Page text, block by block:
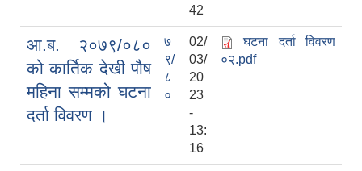
42
आ.ब. २०७९/०८०
को कार्तिक देखी पौष
महिना सम्मको घटना
दर्ता विवरण ।
७
९/
८
०
02/
03/
20
23
-
13:
16
घटना दर्ता विवरण
०२.pdf